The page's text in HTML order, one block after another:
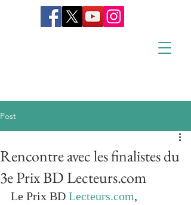
Post
Rencontre avec les finalistes du
3e Prix BD Lecteurs.com
Le Prix BD Lecteurs.com,